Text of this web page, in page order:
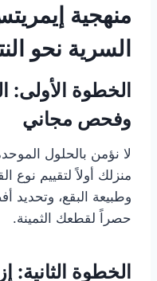
منهجية
السرية نحو
الخطوة الأولى:
وفحص مجاني
لا نؤمن بالحلول
منزلك أولاً لتقييم نوع
وطبيعة البقع، وتحديد
حصراً لقطعك الثمينة.
الخطوة الثانية: